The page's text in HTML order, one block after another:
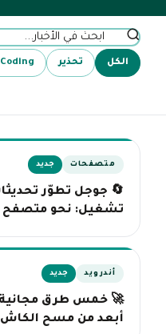
الكل تحذير
متصفحات جديد
🔄 جوجل تطوّر
تشغيل: نحو متصفح
أندرويد جديد
🚀 خمس طرق مجانية
أبعد من مسح الكاش